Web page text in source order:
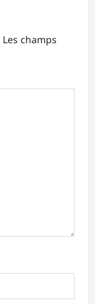
Les champs